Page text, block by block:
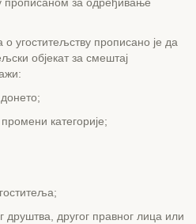
прописаном за одређивање
угоститељству прописано је да
објекат за смештај
категорије;
друштва, другог правног лица или